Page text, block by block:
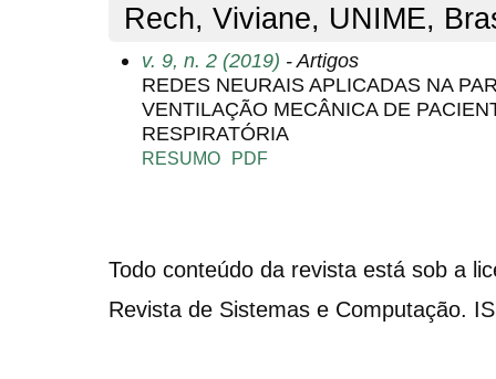
Rech, Viviane, UNIME,
v. 9, n. 2 (2019) - Artigos
REDES NEURAIS APLICADAS NA
VENTILAÇÃO MECÂNICA DE
RESPIRATÓRIA
RESUMO PDF
Todo conteúdo da revista está sob a
Revista de Sistemas e Computação.